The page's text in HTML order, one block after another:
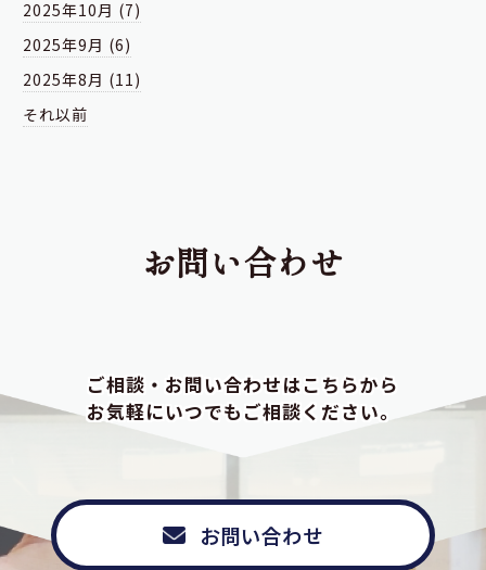
2025年10月 (7)
2025年9月 (6)
2025年8月 (11)
それ以前
お問い合わせ
ご相談・お問い合わせはこちらから
お気軽にいつでもご相談ください。
お問い合わせ